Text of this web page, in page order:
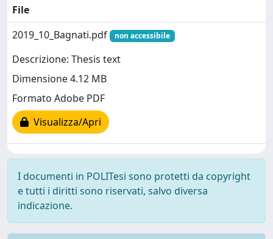
File
2019_10_Bagnati.pdf
non accessibile
Descrizione: Thesis text
Dimensione 4.12 MB
Formato Adobe PDF
Visualizza/Apri
I documenti in POLITesi sono protetti da copyright
e tutti i diritti sono riservati, salvo diversa
indicazione.